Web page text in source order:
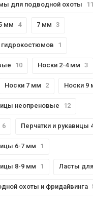
для подводной охоты 11
мм 4 7 мм 3
1
10 Носки 2-4 мм 3
Носки 7 мм 2 Носки 9
неопреновые 12
6 Перчатки и рукавицы
6-7 мм 1
8-9 мм 1 Ласты
охоты и фридайвинга